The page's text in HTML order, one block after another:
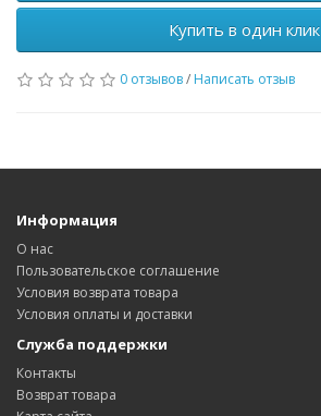
Купить в один клик
0 отзывов/ Написать отзыв
Информация
О нас
Пользовательское соглашение
Условия возврата товара
Условия оплаты и доставки
Служба поддержки
Контакты
Возврат товара